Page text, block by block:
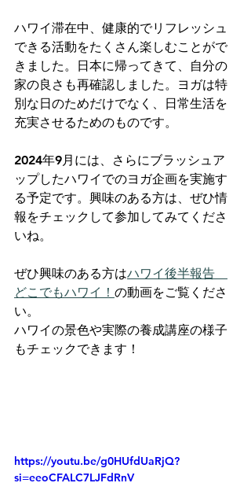
ハワイ滞在中、健康的でリフレッシュ
できる活動をたくさん楽しむことがで
きました。日本に帰ってきて、自分の
家の良さも再確認しました。ヨガは特
別な日のためだけでなく、日常生活を
充実させるためのものです。
2024年9月には、さらにブラッシュア
ップしたハワイでのヨガ企画を実施す
る予定です。興味のある方は、ぜひ情
報をチェックして参加してみてくださ
いね。
ぜひ興味のある方はハワイ後半報告
どこでもハワイ！ の動画をご覧くださ
い。
ハワイの景色や実際の養成講座の様子
もチェックできます！
https://youtu.be/g0HUfdUaRjQ?
si=eeoCFALC7LJFdRnV